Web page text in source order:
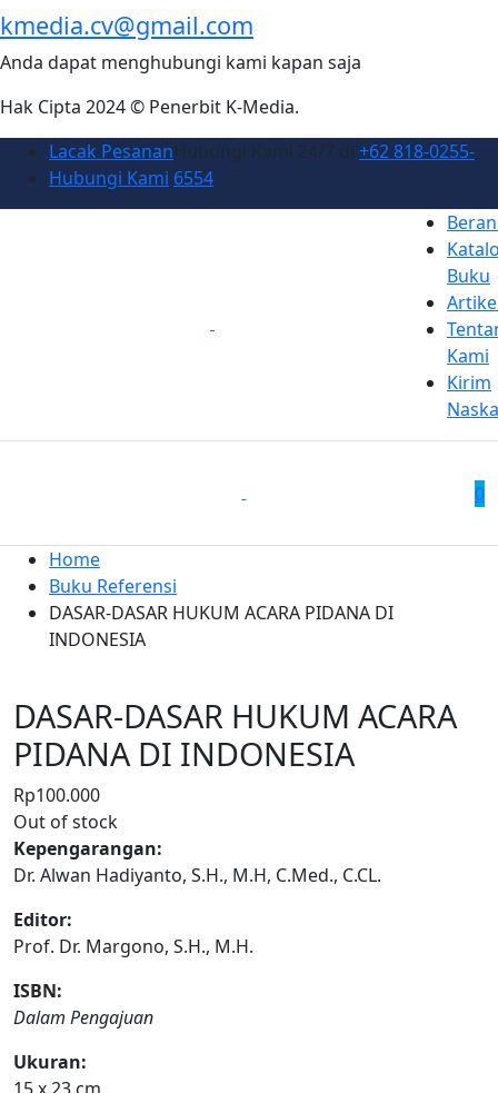
kmedia.cv@gmail.com
Anda dapat menghubungi kami kapan saja
Hak Cipta 2024 © Penerbit K-Media.
Lacak Pesanan
Hubungi Kami
Hubungi Kami 24/7 di +62 818-0255-
6554
Buku
Kami
Kirim
0
Home
Buku Referensi
DASAR-DASAR HUKUM ACARA PIDANA DI
INDONESIA
DASAR-DASAR HUKUM ACARA
PIDANA DI INDONESIA
Rp100.000
Out of stock
Kepengarangan:
Dr. Alwan Hadiyanto, S.H., M.H, C.Med., C.CL.
Editor:
Prof. Dr. Margono, S.H., M.H.
ISBN:
Dalam Pengajuan
Ukuran: